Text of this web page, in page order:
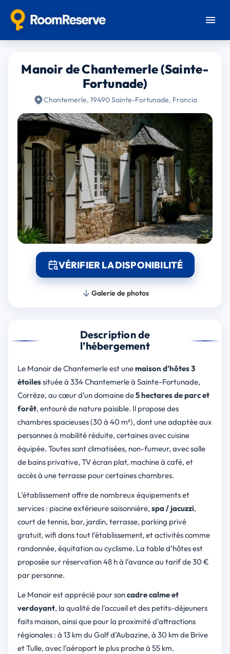
Manoir de Chantemerle (Sainte-
Fortunade)
Chantemerle, 19490 Sainte-Fortunade, Francia
VÉRIFIER LA DISPONIBILITÉ
Galerie de photos
Description de
l’hébergement
Le Manoir de Chantemerle est unemaison d’hôtes 3
étoilessituée à 334 Chantemerle à Sainte-Fortunade,
Corrèze, au cœur d’un domaine de5 hectares de parc et
forêt, entouré de nature paisible. Il propose des
chambres spacieuses (30 à 40 m²), dont une adaptée aux
personnes à mobilité réduite, certaines avec cuisine
équipée. Toutes sont climatisées, non-fumeur, avec salle
de bains privative, TV écran plat, machine à café, et
accès à une terrasse pour certaines chambres.
L’établissement offre de nombreux équipements et
services : piscine extérieure saisonnière, spa / jacuzzi,
court de tennis, bar, jardin, terrasse, parking privé
gratuit, wifi dans tout l’établissement, et activités comme
randonnée, équitation ou cyclisme. La table d’hôtes est
proposée sur réservation 48 h à l’avance au tarif de 30 €
par personne.
Le Manoir est apprécié pour soncadre calme et
verdoyant, la qualité de l’accueil et des petits-déjeuners
faits maison, ainsi que pour la proximité d’attractions
régionales : à 13 km du Golf d’Aubazine, à 30 km de Brive
et Tulle, avec l’aéroport le plus proche à 55 km.